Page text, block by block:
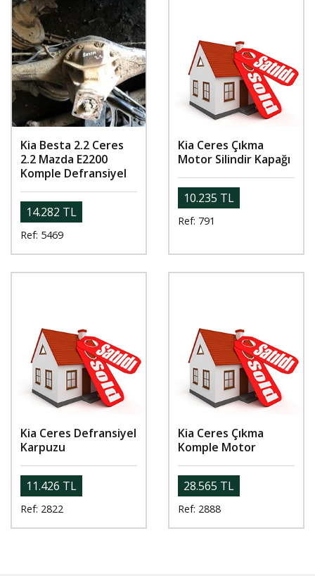
Kia Besta 2.2 Ceres
2.2 Mazda E2200
Komple Defransiyel
14.282 TL
Ref: 5469
Kia Ceres Çıkma
Motor Silindir Kapağı
10.235 TL
Ref: 791
Kia Ceres Defransiyel
Karpuzu
11.426 TL
Ref: 2822
Kia Ceres Çıkma
Komple Motor
28.565 TL
Ref: 2888